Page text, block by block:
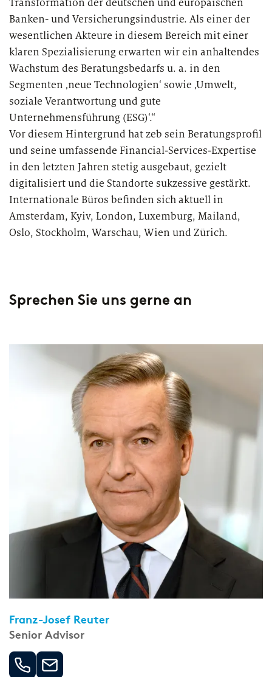
Transformation der deutschen und europäischen
Banken- und Versicherungsindustrie. Als einer der
wesentlichen Akteure in diesem Bereich mit einer
klaren Spezialisierung erwarten wir ein anhaltendes
Wachstum des Beratungsbedarfs u. a. in den
Segmenten ‚neue Technologien‘ sowie ‚Umwelt,
soziale Verantwortung und gute
Unternehmensführung (ESG)‘.“
Vor diesem Hintergrund hat zeb sein Beratungsprofil
und seine umfassende Financial-Services-Expertise
in den letzten Jahren stetig ausgebaut, gezielt
digitalisiert und die Standorte sukzessive gestärkt.
Internationale Büros befinden sich aktuell in
Amsterdam, Kyiv, London, Luxemburg, Mailand,
Oslo, Stockholm, Warschau, Wien und Zürich.
Sprechen Sie uns gerne an
Franz-Josef Reuter
Senior Advisor